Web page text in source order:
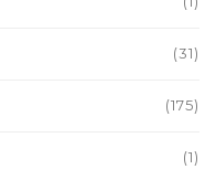
(31)
(175)
(1)